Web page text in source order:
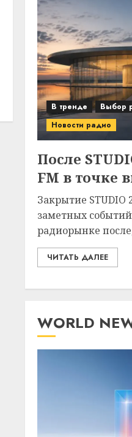
В тренде Выбор
Новости радио
После
FM в точке
Закрытие STUDIO
заметных
радиорынке
ЧИТАТЬ ДАЛЕЕ
WORLD